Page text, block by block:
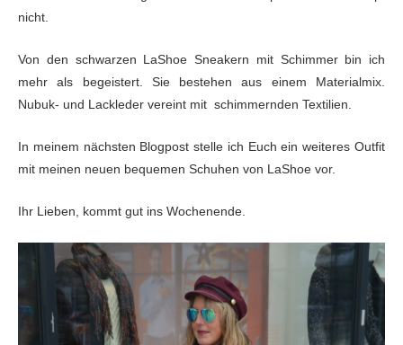
nicht.
Von den schwarzen LaShoe Sneakern mit Schimmer bin ich
mehr als begeistert. Sie bestehen aus einem Materialmix.
Nubuk- und Lackleder vereint mit schimmernden Textilien.
In meinem nächsten Blogpost stelle ich Euch ein weiteres Outfit
mit meinen neuen bequemen Schuhen von LaShoe vor.
Ihr Lieben, kommt gut ins Wochenende.